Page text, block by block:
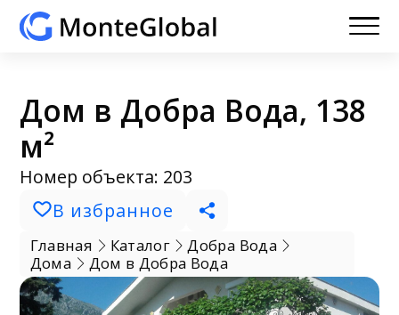
Дом в Добра Вода, 138
м²
Номер объекта: 203
В избранное
Главная Каталог
Добра Вода
Дома
Дом в Добра Вода